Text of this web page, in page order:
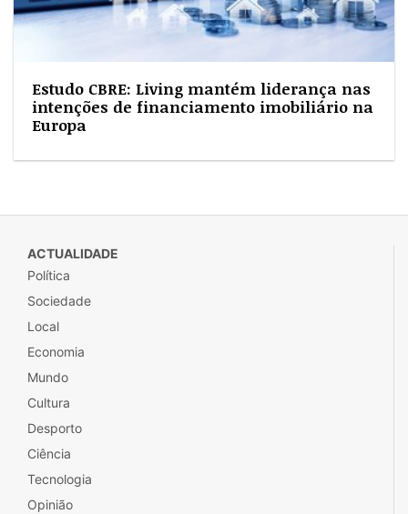
Estudo CBRE: Living mantém liderança nas
intenções de financiamento imobiliário na
Europa
ACTUALIDADE
Política
Sociedade
Local
Economia
Mundo
Cultura
Desporto
Ciência
Tecnologia
Opinião